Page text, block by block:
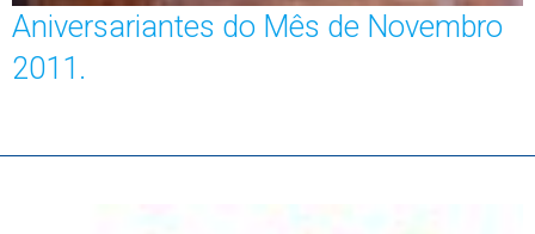
Aniversariantes do Mês de Novembro
2011.